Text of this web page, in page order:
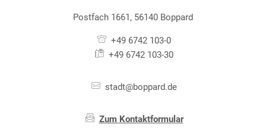
Postfach 1661, 56140 Boppard
+49 6742 103-0
+49 6742 103-30
stadt@boppard.de
Zum Kontaktformular